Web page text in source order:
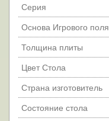
Серия
Основа Игрового поля
Толщина плиты
Цвет Стола
Страна изготовитель
Состояние стола